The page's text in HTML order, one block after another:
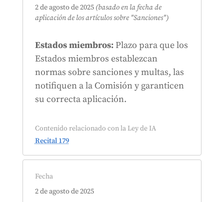
2 de agosto de 2025 (basado en la fecha de
aplicación de los artículos sobre "Sanciones")
Estados miembros:Plazo para que los
Estados miembros establezcan
normas sobre sanciones y multas, las
notifiquen a la Comisión y garanticen
su correcta aplicación.
Contenido relacionado con la Ley de IA
Recital 179
Fecha
2 de agosto de 2025